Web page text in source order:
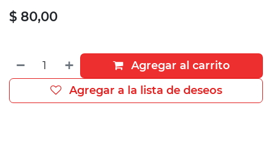
$ 80,00
Agregar al carrito
Agregar a la lista de deseos